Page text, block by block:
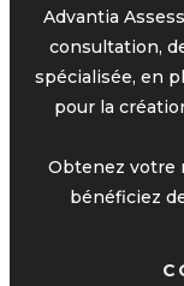
Advantia
consultation,
spécialisée, en
pour la
Obtenez votre
bénéficiez